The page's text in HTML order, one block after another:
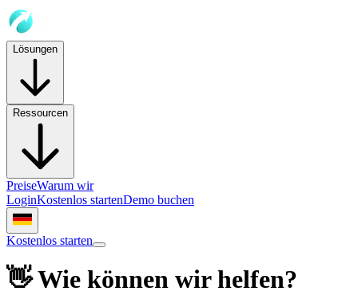
Lösungen
Ressourcen
PreiseWarum wir
LoginKostenlos startenDemo buchen
Kostenlos starten
👋 Wie können wir helfen?